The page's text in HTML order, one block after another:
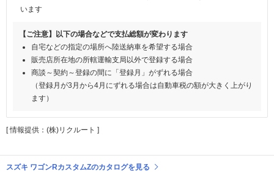
います
【ご注意】以下の場合などで支払総額が変わります
自宅などの指定の場所へ陸送納車を希望する場合
販売店所在地の所轄運輸支局以外で登録する場合
商談～契約～登録の間に「登録月」がずれる場合
（登録月が3月から4月にずれる場合は自動車税の額が大きく上がり
ます）
[ 情報提供：(株)リクルート ]
スズキ ワゴンRカスタムZのカタログを見る